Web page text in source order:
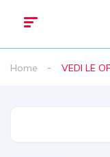
Home VEDI LE